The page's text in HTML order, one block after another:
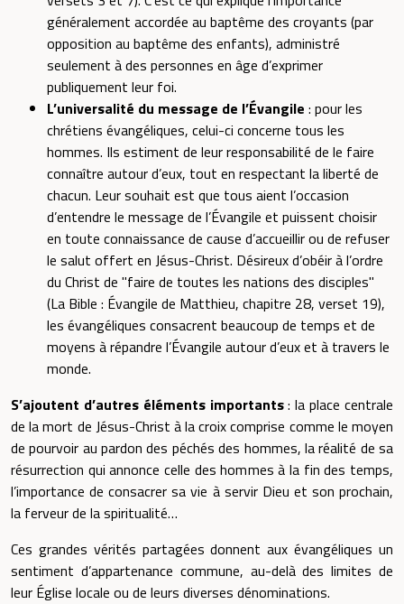
généralement accordée au baptême des croyants (par
opposition au baptême des enfants), administré
seulement à des personnes en âge d’exprimer
publiquement leur foi.
L’universalité du message de l’Évangile : pour les
chrétiens évangéliques, celui-ci concerne tous les
hommes. Ils estiment de leur responsabilité de le faire
connaître autour d’eux, tout en respectant la liberté de
chacun. Leur souhait est que tous aient l’occasion
d’entendre le message de l’Évangile et puissent choisir
en toute connaissance de cause d’accueillir ou de refuser
le salut offert en Jésus-Christ. Désireux d’obéir à l’ordre
du Christ de "faire de toutes les nations des disciples"
(La Bible : Évangile de Matthieu, chapitre 28, verset 19),
les évangéliques consacrent beaucoup de temps et de
moyens à répandre l’Évangile autour d’eux et à travers le
monde.
S’ajoutent d’autres éléments importants: la place centrale
de la mort de Jésus-Christ à la croix comprise comme le moyen
de pourvoir au pardon des péchés des hommes, la réalité de sa
résurrection qui annonce celle des hommes à la fin des temps,
l’importance de consacrer sa vie à servir Dieu et son prochain,
la ferveur de la spiritualité…
Ces grandes vérités partagées donnent aux évangéliques un
sentiment d’appartenance commune, au-delà des limites de
leur Église locale ou de leurs diverses dénominations.